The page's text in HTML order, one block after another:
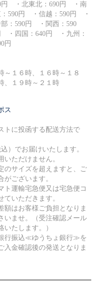
・北東北：690円 ・南
590円 ・信越：590円 ・
：590円 ・関西：590
・四国：640円 ・九州：
円
１６時、１６時～１８
、１９時～２１時
ス
トに投函する配送方法で
）でお届けいたします。
ただけません。
のサイズを超えますと、ご
がございます。
ト運輸宅急便又は宅急便コ
ていただきます。
額はお客様ご負担となりま
いませ。（受注確認メール
いたします。）
行振込≪ゆうちょ銀行≫を
入金確認後の発送となりま